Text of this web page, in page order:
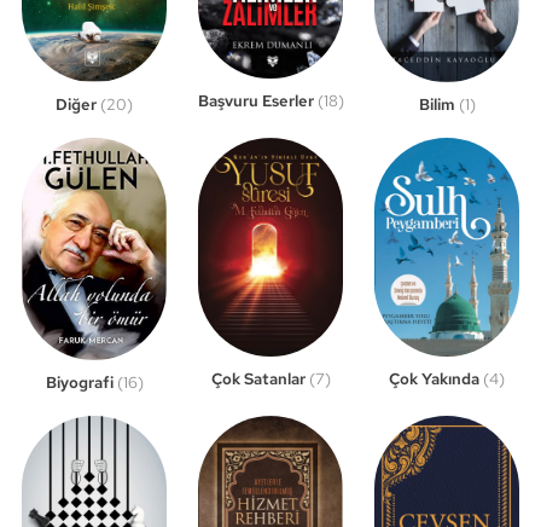
Diğer (20) Başvuru Eserler (18) Bilim (1)
Biyografi (16) Çok Satanlar (7) Çok Yakında (4)